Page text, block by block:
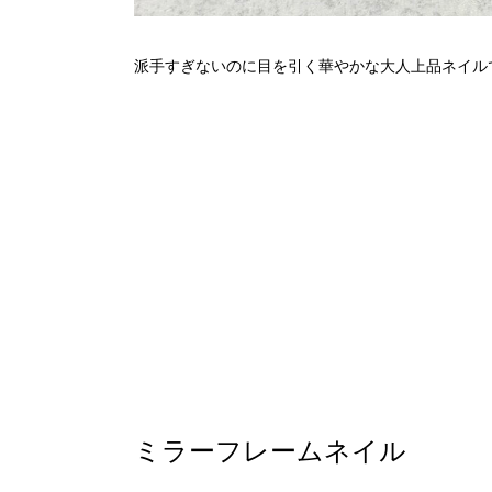
派手すぎないのに目を引く華やかな大人上品ネイ
ミラーフレームネイル